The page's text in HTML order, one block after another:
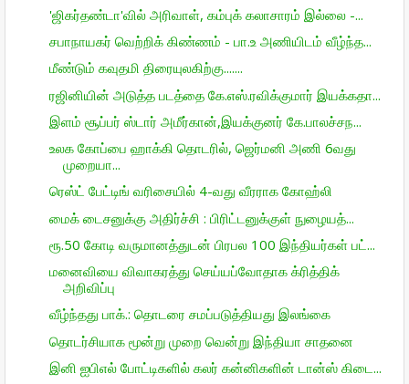
'ஜிகர்தண்டா'வில் அரிவாள், கம்புக் கலாசாரம் இல்லை -...
சபாநாயகர் வெற்றிக் கிண்ணம் - பா.உ அணியிடம் வீழ்ந்த...
மீண்டும் கவுதமி திரையுலகிற்கு.......
ரஜினியின் அடுத்த படத்தை கே.எஸ்.ரவிக்குமார் இயக்கதா...
இளம் சூப்பர் ஸ்டார் அமீர்கான்,இயக்குனர் கே.பாலச்சந...
உலக கோப்பை ஹாக்கி தொடரில், ஜெர்மனி அணி 6வது
முறையா...
ரெஸ்ட் பேட்டிங் வரிசையில் 4-வது வீரராக கோஹ்லி
மைக் டைசனுக்கு அதிர்ச்சி : பிரிட்டனுக்குள் நுழையத்...
ரூ.50 கோடி வருமானத்துடன் பிரபல 100 இந்தியர்கள் பட்...
மனைவியை விவாகரத்து செய்யப்வோதாக க்ரித்திக்
அறிவிப்பு
வீழ்ந்தது பாக்.: தொடரை சமப்படுத்தியது இலங்கை
தொடர்சியாக மூன்று முறை வென்று இந்தியா சாதனை
இனி ஐபிஎல் போட்டிகளில் கலர் கன்னிகளின் டான்ஸ் கிடை...